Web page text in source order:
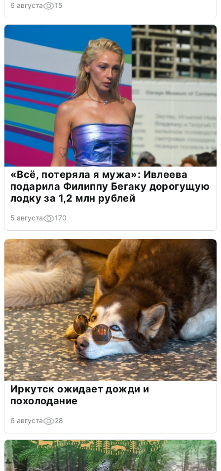
6 августа 15
«Всё, потеряла я мужа»: Ивлеева
подарила Филиппу Бегаку дорогущую
лодку за 1,2 млн рублей
5 августа 170
Иркутск ожидает дожди и
похолодание
6 августа 28